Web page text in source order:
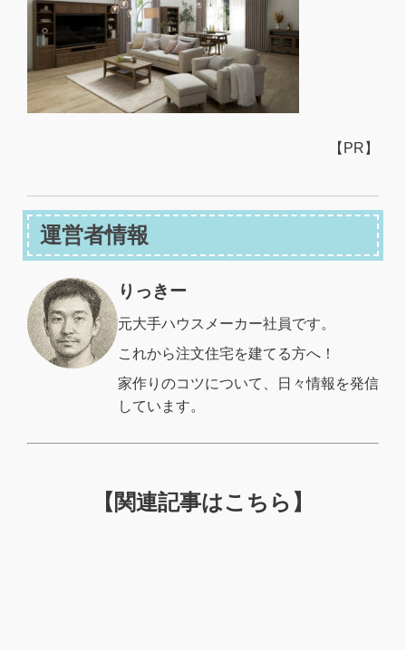
【PR】
運営者情報
りっきー
元大手ハウスメーカー社員です。
これから注文住宅を建てる方へ！
家作りのコツについて、日々情報を発信
しています。
【関連記事はこちら】